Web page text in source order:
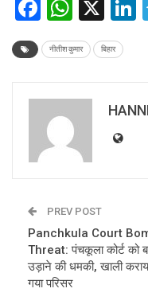
X
नीतीश कुमार बिहार
PREV POST
Panchkula Court
Threat: पंचकूला कोर्ट को
उड़ाने की धमकी, खाली
गया परिसर